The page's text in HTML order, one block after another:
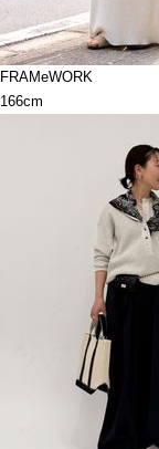
FRAMeWORK
166cm